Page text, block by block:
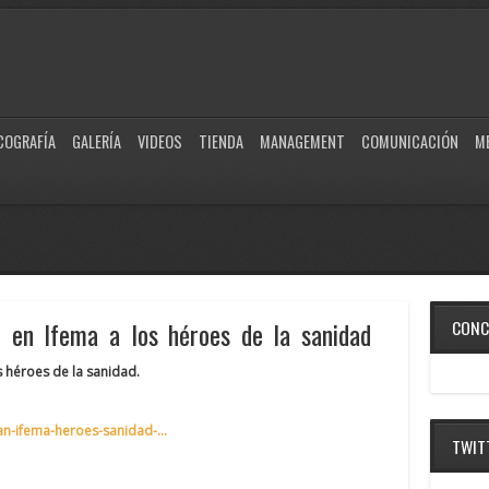
GALERÍA VIDEOS TIENDA MANAGEMENT COMUNICACIÓN
en Ifema a los héroes de la sanidad
héroes de la sanidad.
ifema-heroes-sanidad-…